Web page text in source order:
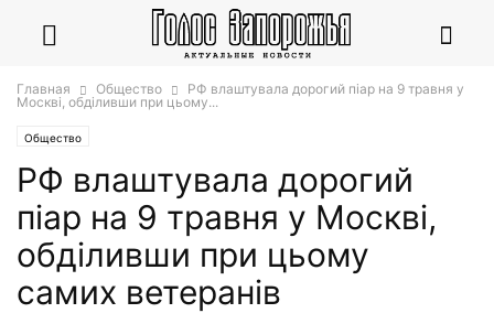
Главная Общество
РФ влаштувала дорогий піар на 9 травня у
Москві, обділивши при цьому...
Общество
РФ влаштувала дорогий
піар на 9 травня у Москві,
обділивши при цьому
самих ветеранів